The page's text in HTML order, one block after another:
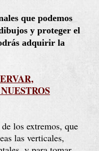
que podemos
y proteger el
adquirir la
los extremos, que
las verticales,